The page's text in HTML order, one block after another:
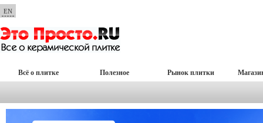
EN
Всё о плитке Полезное Рынок плитки